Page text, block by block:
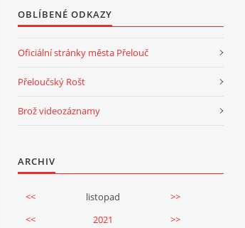
OBLÍBENÉ ODKAZY
Oficiální stránky města Přelouč
Přeloučský Rošt
Brož videozáznamy
ARCHIV
<< listopad
>>
<<
2021
>>